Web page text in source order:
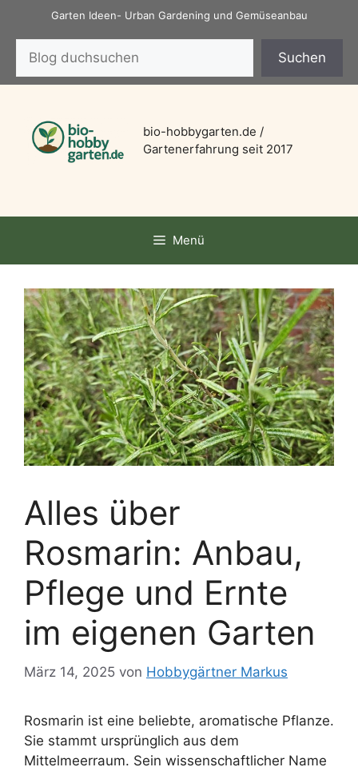
springen
Garten Ideen- Urban Gardening und Gemüseanbau
Suchen
bio-hobbygarten.de /
Gartenerfahrung seit 2017
Menü
Alles über
Rosmarin: Anbau,
Pflege und Ernte
im eigenen Garten
März 14, 2025 von Hobbygärtner Markus
Rosmarin ist eine beliebte, aromatische Pflanze.
Sie stammt ursprünglich aus dem
Mittelmeerraum. Sein wissenschaftlicher Name